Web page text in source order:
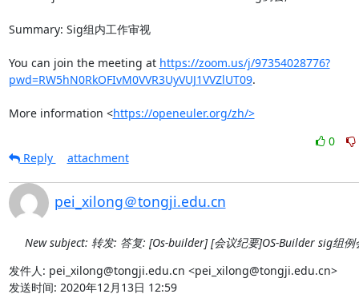
Summary: Sig组内工作审视
You can join the meeting at https://zoom.us/j/97354028776?
pwd=RW5hN0RkOFIvM0VVR3UyVUJ1VVZlUT09.
More information <https://openeuler.org/zh/>
0
Reply
attachment
pei_xilong＠tongji.edu.cn
New subject: 转发: 答复: [Os-builder] [会议纪要]OS-Builder sig组例
发件人: pei_xilong@tongji.edu.cn <pei_xilong@tongji.edu.cn>
发送时间: 2020年12月13日 12:59